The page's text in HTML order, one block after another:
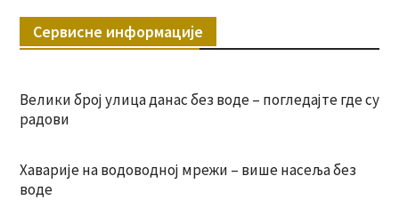
Сервисне информације
Велики број улица данас без воде – погледајте где су
радови
Хаварије на водоводној мрежи – више насеља без
воде